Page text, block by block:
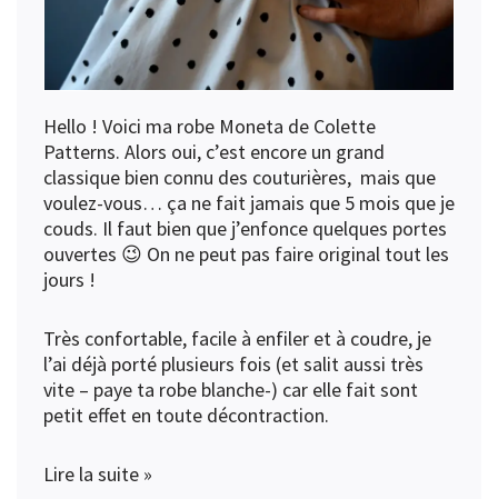
Hello ! Voici ma robe Moneta de Colette
Patterns. Alors oui, c’est encore un grand
classique bien connu des couturières, mais que
voulez-vous… ça ne fait jamais que 5 mois que je
couds. Il faut bien que j’enfonce quelques portes
ouvertes 😉 On ne peut pas faire original tout les
jours !
Très confortable, facile à enfiler et à coudre, je
l’ai déjà porté plusieurs fois (et salit aussi très
vite – paye ta robe blanche-) car elle fait sont
petit effet en toute décontraction.
Lire la suite »